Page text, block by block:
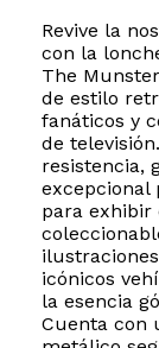
Revive la
con la
The
de estilo
fanáticos y
de
resistencia,
excepcional
para exhibir
icónicos
la esencia
Cuenta con